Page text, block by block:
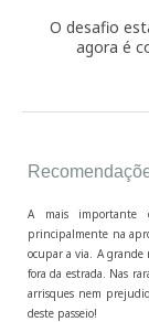
O desafio
agora é
A mais importante
principalmente na
ocupar a via. A grande
fora da estrada. Nas
arrisques nem
deste passeio!